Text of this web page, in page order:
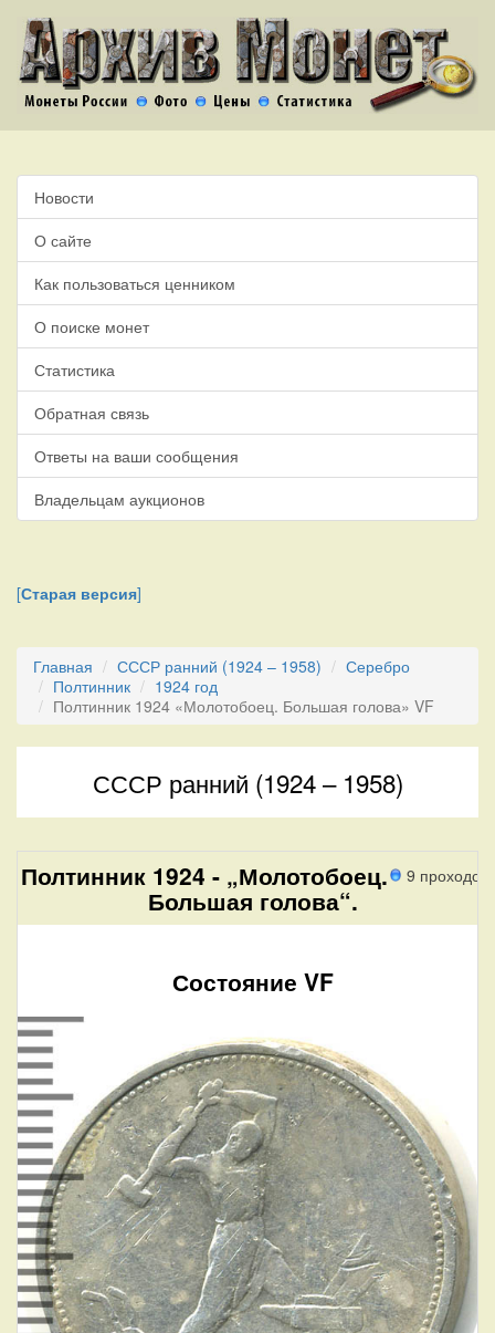
Новости
О сайте
Как пользоваться ценником
О поиске монет
Статистика
Обратная связь
Ответы на ваши сообщения
Владельцам аукционов
[Старая версия]
Главная СССР ранний (1924 – 1958)
Серебро
Полтинник
1924 год
Полтинник 1924 «Молотобоец. Большая голова» VF
СССР ранний (1924 – 1958)
9 проходов
Полтинник 1924 - „Молотобоец.
Большая голова“.
Состояние VF